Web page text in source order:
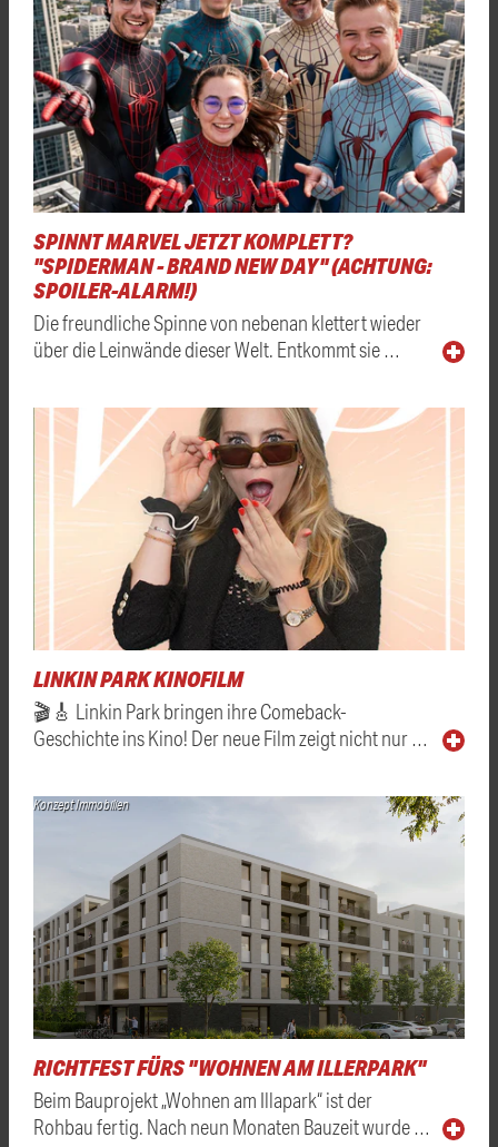
SPINNT MARVEL JETZT KOMPLETT?
"SPIDERMAN - BRAND NEW DAY" (ACHTUNG:
SPOILER-ALARM!)
Die freundliche Spinne von nebenan klettert wieder
über die Leinwände dieser Welt. Entkommt sie …
LINKIN PARK KINOFILM
🎬🎸 Linkin Park bringen ihre Comeback-
Geschichte ins Kino! Der neue Film zeigt nicht nur …
Konzept Immobilien
RICHTFEST FÜRS "WOHNEN AM ILLERPARK"
Beim Bauprojekt „Wohnen am Illapark“ ist der
Rohbau fertig. Nach neun Monaten Bauzeit wurde …